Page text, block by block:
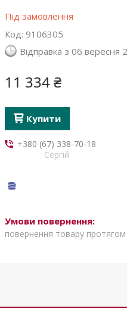
Під замовлення
Код: 9106305
Відправка з 06 вересня
11 334 ₴
Купити
+380 (67) 338-70-18
Сергій
повернення товару протягом